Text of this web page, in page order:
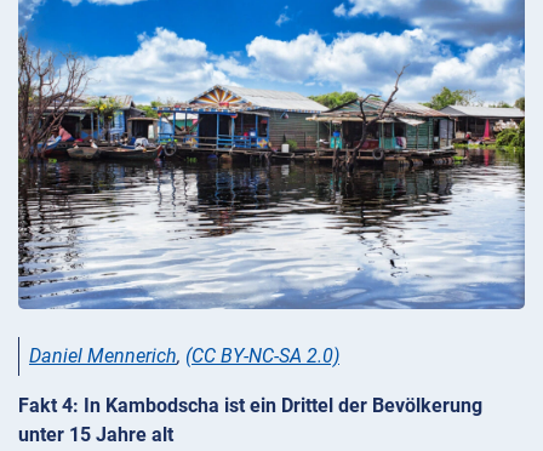
Daniel Mennerich, (CC BY-NC-SA 2.0)
Fakt 4: In Kambodscha ist ein Drittel der Bevölkerung
unter 15 Jahre alt